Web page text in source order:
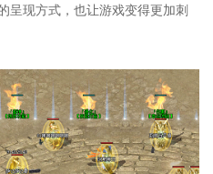
呈现方式，也让游戏变得更加刺